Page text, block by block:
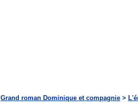
Grand roman Dominique et compagnie >